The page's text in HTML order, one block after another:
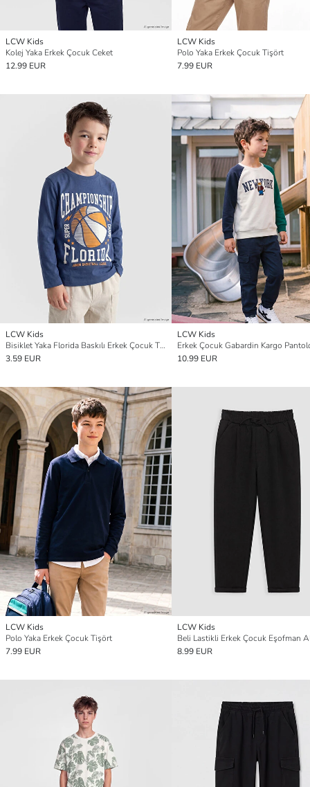
LCW Kids
Kolej Yaka Erkek Çocuk Ceket
12.99 EUR
LCW Kids
Polo Yaka Erkek Çocuk Tişört
7.99 EUR
LCW Kids
Bisiklet Yaka Florida Baskılı Erkek Çocuk Tişört
3.59 EUR
LCW Kids
Erkek Çocuk Gabardin Kargo
10.99 EUR
LCW Kids
Polo Yaka Erkek Çocuk Tişört
7.99 EUR
LCW Kids
Beli Lastikli Erkek Çocuk Eşofman
8.99 EUR